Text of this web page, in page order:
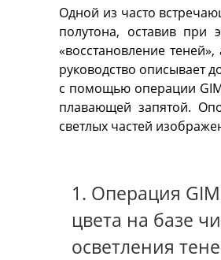
Одной из часто
полутона, оставив при
«восстановление
руководство описывает
с помощью операции
плавающей запятой.
светлых частей
1. Операция
цвета на базе
осветления